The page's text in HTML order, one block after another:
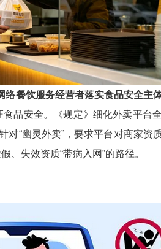
络餐饮服务经营者落实食品安全主
品安全。《规定》细化外卖平台
对“幽灵外卖”，要求平台对商家资
、失效资质“带病入网”的路径。